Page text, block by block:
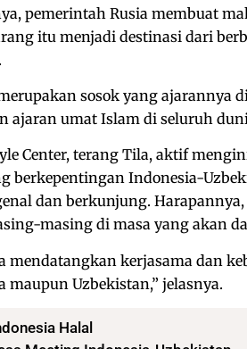
pemerintah Rusia membuat
itu menjadi destinasi dari
sosok yang ajarannya
ajaran umat Islam di seluruh
Center, terang Tila, aktif
berkepentingan Indonesia-
dan berkunjung.
masing di masa yang akan
mendatangkan kerjasama dan
maupun Uzbekistan,” jelasnya.
Halal